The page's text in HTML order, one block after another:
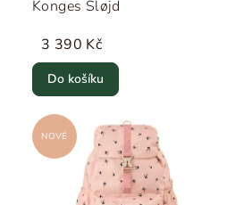
Konges Sløjd
3 390 Kč
Do košíku
NOVÉ